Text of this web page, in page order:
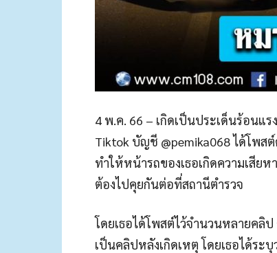
4 พ.ค. 66 – เกิดเป็นประเด็นร้อนแ
Tiktok บัญชี @pemika068 ได้โพ
ทำให้หน้ารถของเธอเกิดความเสีย
ต้องไปคุยกันต่อที่สถานีตำรวจ
โดยเธอได้โพสต์ไว้จำนวนหลายคลิ
เป็นคลิปหลังเกิดเหตุ โดยเธอได้ร